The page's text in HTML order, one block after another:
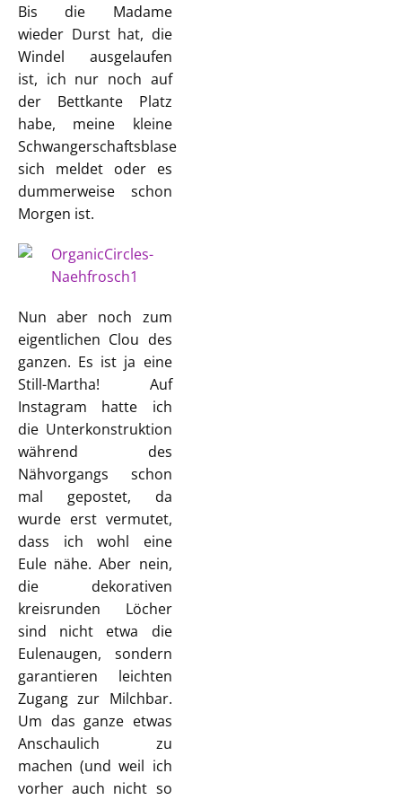
Bis die Madame
wieder Durst hat, die
Windel ausgelaufen
ist, ich nur noch auf
der Bettkante Platz
habe, meine kleine
Schwangerschaftsblase
sich meldet oder es
dummerweise schon
Morgen ist.
Nun aber noch zum
eigentlichen Clou des
ganzen. Es ist ja eine
Still-Martha! Auf
Instagram hatte ich
die Unterkonstruktion
während des
Nähvorgangs schon
mal gepostet, da
wurde erst vermutet,
dass ich wohl eine
Eule nähe. Aber nein,
die dekorativen
kreisrunden Löcher
sind nicht etwa die
Eulenaugen, sondern
garantieren leichten
Zugang zur Milchbar.
Um das ganze etwas
Anschaulich zu
machen (und weil ich
vorher auch nicht so